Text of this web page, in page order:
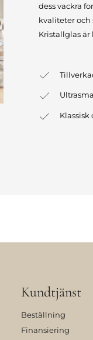
dess vackra
kvaliteter och
Kristallglas
Klassisk
Kundtjänst
Beställning
Finansiering